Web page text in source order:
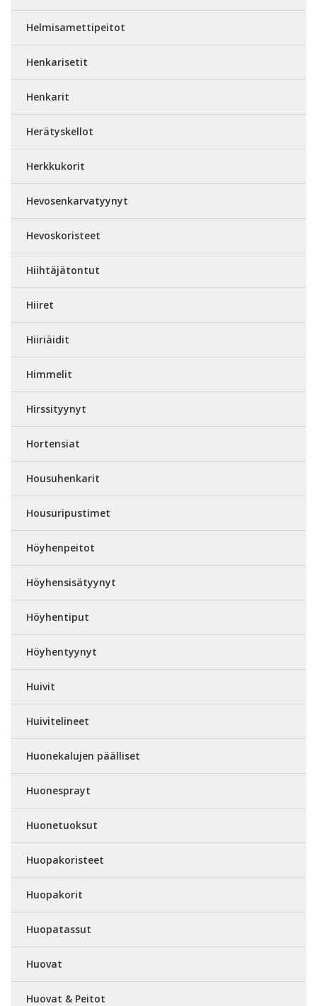
Helmisamettipeitot
Henkarisetit
Henkarit
Herätyskellot
Herkkukorit
Hevosenkarvatyynyt
Hevoskoristeet
Hiihtäjätontut
Hiiret
Hiiriäidit
Himmelit
Hirssityynyt
Hortensiat
Housuhenkarit
Housuripustimet
Höyhenpeitot
Höyhensisätyynyt
Höyhentiput
Höyhentyynyt
Huivit
Huivitelineet
Huonekalujen päälliset
Huonesprayt
Huonetuoksut
Huopakoristeet
Huopakorit
Huopatassut
Huovat
Huovat & Peitot